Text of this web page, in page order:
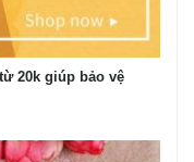
20k giúp bảo vệ